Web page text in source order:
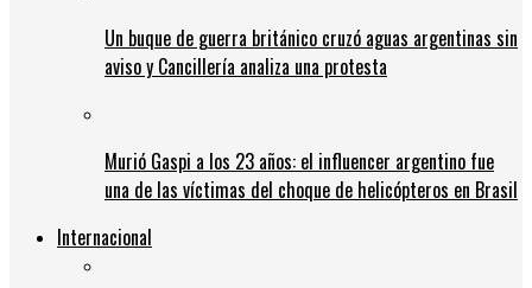
Un buque de guerra británico cruzó aguas argentinas sin
aviso y Cancillería analiza una protesta
Murió Gaspi a los 23 años: el influencer argentino fue
una de las víctimas del choque de helicópteros en Brasil
Internacional